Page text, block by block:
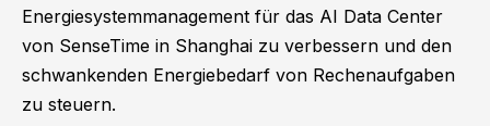
Energiesystemmanagement für das AI Data Center
von SenseTime in Shanghai zu verbessern und den
schwankenden Energiebedarf von Rechenaufgaben
zu steuern.